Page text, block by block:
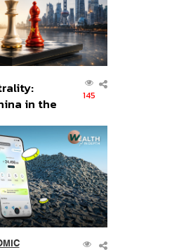
in the
145